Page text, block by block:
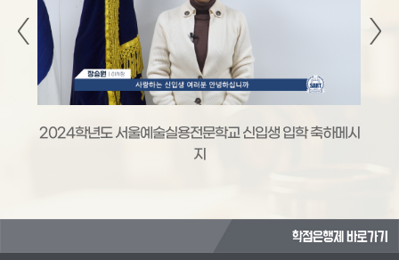
2024학년도 서울예술실용전문학교 신입생 입학 축하메시
지